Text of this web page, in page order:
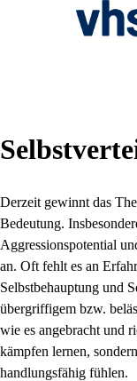
Derzeit gewinnt das
Bedeutung.
Aggressionspotential
an. Oft fehlt es an
Selbstbehauptung und
übergriffigem bzw.
wie es angebracht und
kämpfen lernen,
handlungsfähig fühlen.